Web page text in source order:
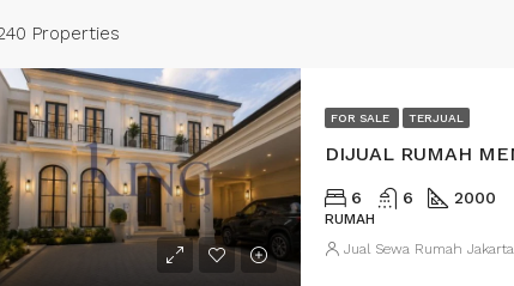
Properties
FOR SALE TERJUAL
6 6 2000
RUMAH
Jual Sewa Rumah Jakarta
FOR SALE FEATURED